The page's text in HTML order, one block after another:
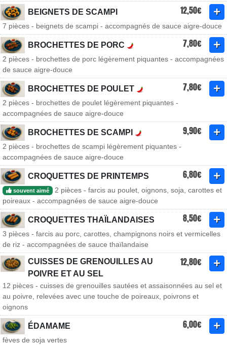
BEIGNETS DE SCAMPI 12,50€
7 pièces - beignets de scampi - accompagnés de sauce aigre-douce
BROCHETTES DE PORC 7,80€
2 pièces - brochettes de porc légèrement piquantes - accompagnées
de sauce aigre-douce
BROCHETTES DE POULET 7,80€
2 pièces - brochettes de poulet légèrement piquantes -
accompagnées de sauce aigre-douce
BROCHETTES DE SCAMPI 9,90€
2 pièces - brochettes de scampi légèrement piquantes -
accompagnées de sauce aigre-douce
CROQUETTES DE PRINTEMPS 6,80€
souvent aimé
2 pièces - farcis au poulet, oignons, soja, carottes et
poireaux - accompagnées de sauce aigre-douce
CROQUETTES THAÏLANDAISES 8,50€
3 pièces - farcis au porc, carottes, champignons noirs et vermicelles
de riz - accompagnées de sauce thaïlandaise
CUISSES DE GRENOUILLES AU
POIVRE ET AU SEL
12,80€
12 pièces - cuisses de grenouilles sautées et assaisonnées au sel et
au poivre, relevées avec une touche de poireaux, poivrons et
oignons
ÉDAMAME 6,00€
fèves de soja vertes